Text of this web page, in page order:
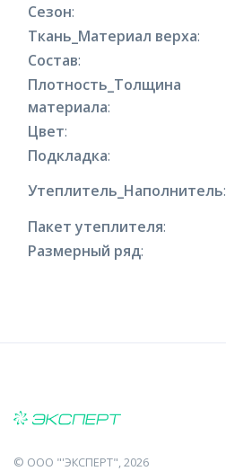
Сезон:
Ткань_Материал верха:
Состав:
Плотность_Толщина
материала:
Цвет:
Подкладка:
Утеплитель_Наполнитель:
Пакет утеплителя:
Размерный ряд:
© ООО "'ЭКСПЕРТ", 2026